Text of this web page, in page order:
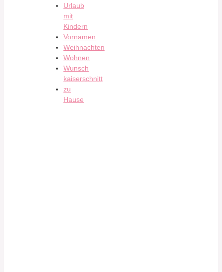
Urlaub
mit
Kindern
Vornamen
Weihnachten
Wohnen
Wunsch
kaiserschnitt
zu
Hause